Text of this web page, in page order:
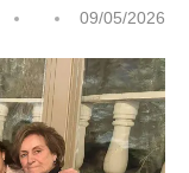
09/05/2026